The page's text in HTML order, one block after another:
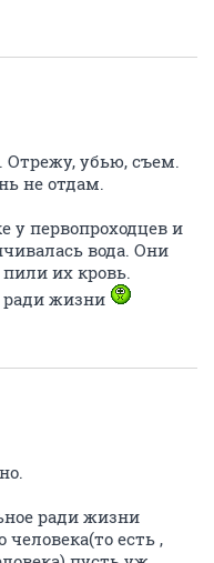
Отрежу, убью, съем.
не отдам.
у первопроходцев и
вода. Они
их кровь.
ради жизни
ради жизни
есть ,